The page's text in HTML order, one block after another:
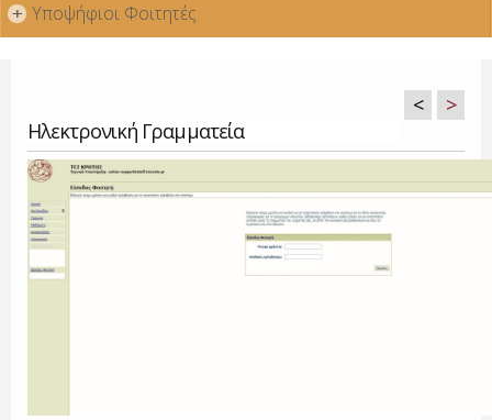
+ Υποψήφιοι Φοιτητές
Ηλεκτρονική Γραμματεία
< >